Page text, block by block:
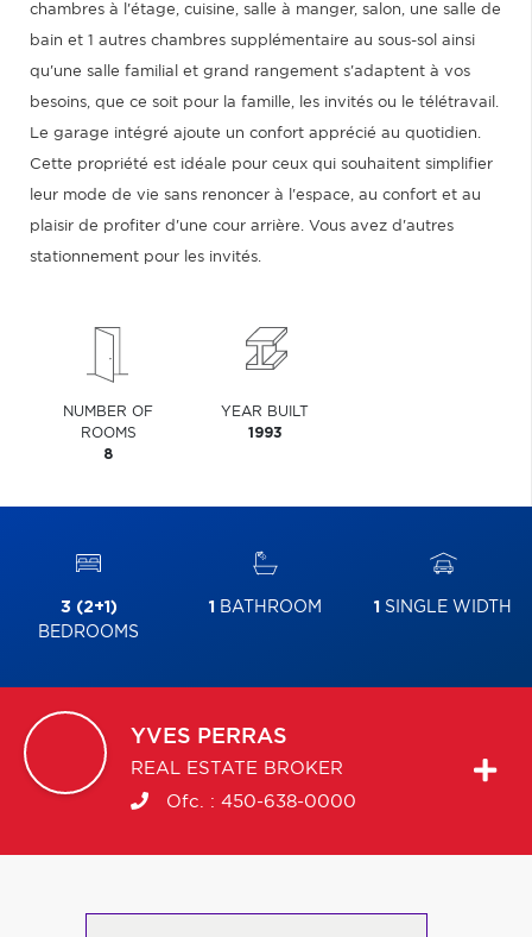
chambres à l'étage, cuisine, salle à manger, salon, une salle de
bain et 1 autres chambres supplémentaire au sous-sol ainsi
qu'une salle familial et grand rangement s'adaptent à vos
besoins, que ce soit pour la famille, les invités ou le télétravail.
Le garage intégré ajoute un confort apprécié au quotidien.
Cette propriété est idéale pour ceux qui souhaitent simplifier
leur mode de vie sans renoncer à l'espace, au confort et au
plaisir de profiter d'une cour arrière. Vous avez d'autres
stationnement pour les invités.
NUMBER OF
ROOMS
8
YEAR BUILT
1993
3 (2+1)
BEDROOMS
1 BATHROOM 1 SINGLE WIDTH
YVES PERRAS
REAL ESTATE BROKER
Ofc. : 450-638-0000